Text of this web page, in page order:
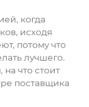
когда
исходя
потому что
лучшего.
что стоит
поставщика